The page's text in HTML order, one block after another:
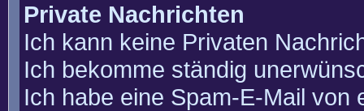
Private Nachrichten
Ich kann keine Privaten
Ich bekomme ständig
Ich habe eine Spam-E-Mail von